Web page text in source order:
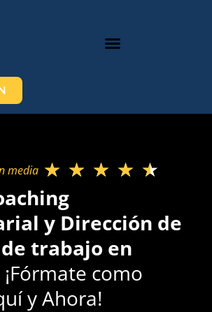
media​ ★ ★ ★ ★ ★
y Dirección de
trabajo en
¡Fórmate como
y Ahora!